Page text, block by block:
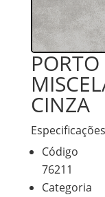
PORTO
CINZA
Especificações
Código
76211
Categoria